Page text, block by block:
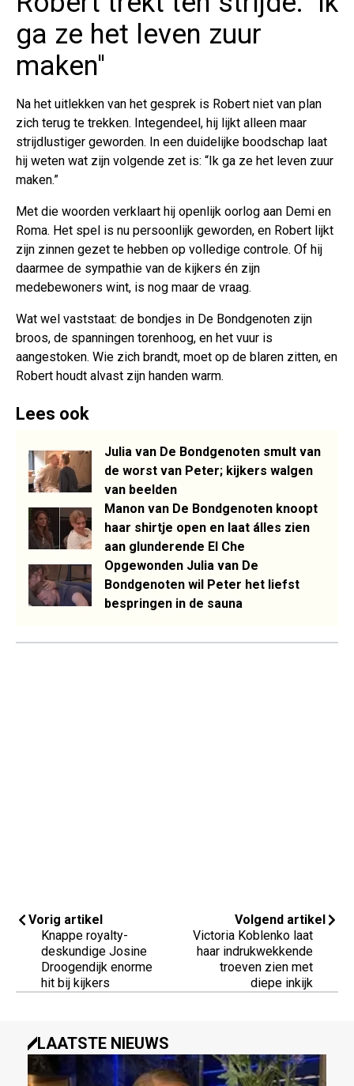
ga ze het leven zuur
maken''
Na het uitlekken van het gesprek is Robert niet van plan
zich terug te trekken. Integendeel, hij lijkt alleen maar
strijdlustiger geworden. In een duidelijke boodschap laat
hij weten wat zijn volgende zet is: “Ik ga ze het leven zuur
maken.”
Met die woorden verklaart hij openlijk oorlog aan Demi en
Roma. Het spel is nu persoonlijk geworden, en Robert lijkt
zijn zinnen gezet te hebben op volledige controle. Of hij
daarmee de sympathie van de kijkers én zijn
medebewoners wint, is nog maar de vraag.
Wat wel vaststaat: de bondjes in De Bondgenoten zijn
broos, de spanningen torenhoog, en het vuur is
aangestoken. Wie zich brandt, moet op de blaren zitten, en
Robert houdt alvast zijn handen warm.
Lees ook
Julia van De Bondgenoten smult van
de worst van Peter; kijkers walgen
van beelden
Manon van De Bondgenoten knoopt
haar shirtje open en laat álles zien
aan glunderende El Che
Opgewonden Julia van De
Bondgenoten wil Peter het liefst
bespringen in de sauna
Vorig artikel
Knappe royalty-
deskundige Josine
Droogendijk enorme
hit bij kijkers
Volgend artikel
Victoria Koblenko laat
haar indrukwekkende
troeven zien met
diepe inkijk
LAATSTE NIEUWS